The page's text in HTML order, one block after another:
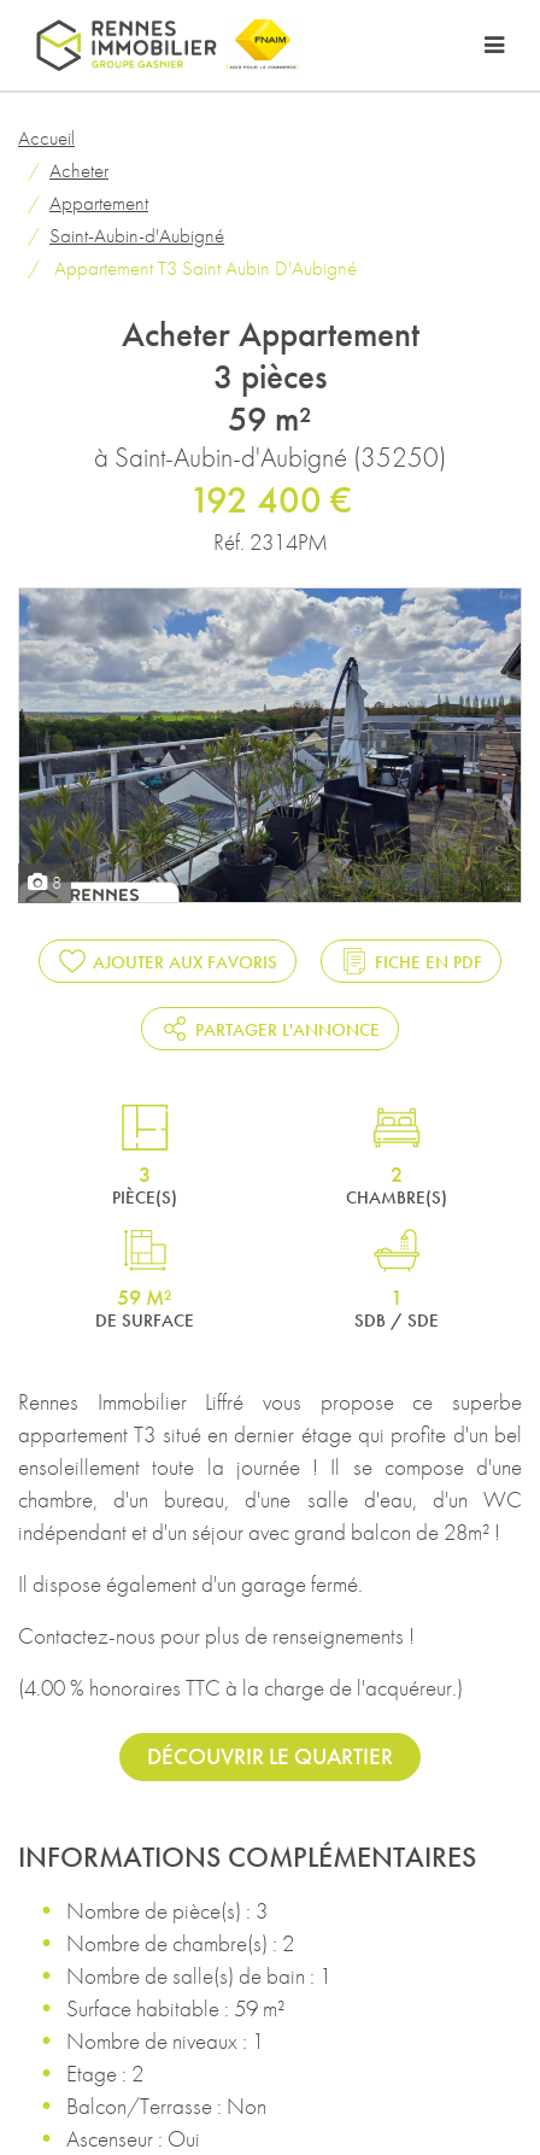
Accueil
Acheter
Appartement
Saint-Aubin-d'Aubigné
Appartement T3 Saint Aubin D'Aubigné
Acheter Appartement
3 pièces
59 m²
à Saint-Aubin-d'Aubigné (35250)
192 400 €
Réf. 2314PM
8
AJOUTER AUX FAVORIS FICHE EN PDF
PARTAGER L'ANNONCE
3
PIÈCE(S)
2
CHAMBRE(S)
59 M²
DE SURFACE
1
SDB / SDE
Rennes Immobilier Liffré vous propose ce superbe
appartement T3 situé en dernier étage qui profite d'un bel
ensoleillement toute la journée ! Il se compose d'une
chambre, d'un bureau, d'une salle d'eau, d'un WC
indépendant et d'un séjour avec grand balcon de 28m² !
Il dispose également d'un garage fermé.
Contactez-nous pour plus de renseignements !
(4.00 % honoraires TTC à la charge de l'acquéreur.)
DÉCOUVRIR LE QUARTIER
INFORMATIONS COMPLÉMENTAIRES
Nombre de pièce(s) : 3
Nombre de chambre(s) : 2
Nombre de salle(s) de bain : 1
Surface habitable : 59 m²
Nombre de niveaux : 1
Etage : 2
Balcon/Terrasse : Non
Ascenseur : Oui